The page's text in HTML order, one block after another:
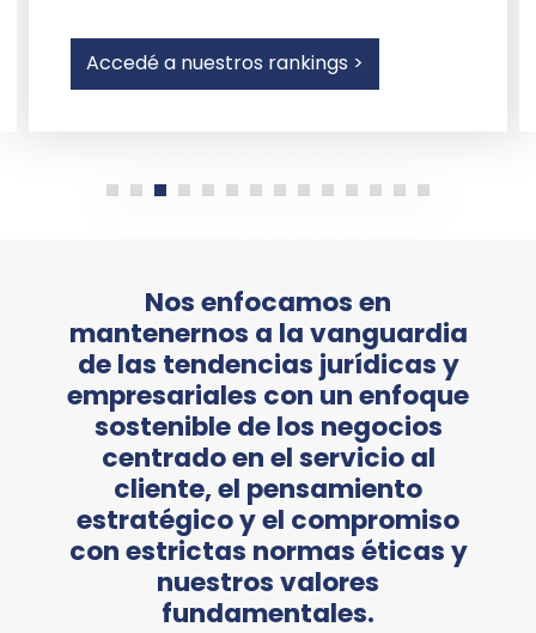
Accedé a nuestros rankings >
Nos enfocamos en
mantenernos a la vanguardia
de las tendencias jurídicas y
empresariales con un enfoque
sostenible de los negocios
centrado en el servicio al
cliente, el pensamiento
estratégico y el compromiso
con estrictas normas éticas y
nuestros valores
fundamentales.